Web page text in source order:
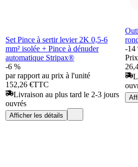
Set Pince à sertir levier 2K 0,5-6
mm² isolée + Pince à dénuder
automatique Stripax®
-6 %
par rapport au prix à l'unité
152,26 €TTC
Livraison au plus tard le 2-3 jours
ouvrés
Afficher les détails
-14